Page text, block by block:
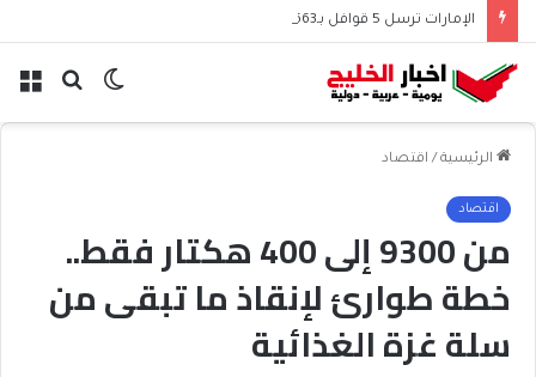
الإمارات ترسل 5 قوافل بـ663 طناً من المساعدات إلى غزة
بحث الوضع
الرئيسية / اقتصاد
اقتصاد
من 9300 إلى 400 هكتار فقط..
خطة طوارئ لإنقاذ ما تبقى من
سلة غزة الغذائية